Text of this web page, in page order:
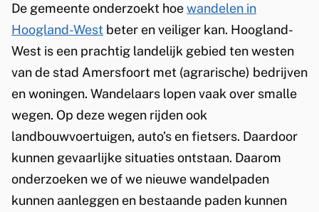
De gemeente onderzoekt hoewandelen in
Hoogland-West beter en veiliger kan. Hoogland-
West is een prachtig landelijk gebied ten westen
van de stad Amersfoort met (agrarische) bedrijven
en woningen. Wandelaars lopen vaak over smalle
wegen. Op deze wegen rijden ook
landbouwvoertuigen, auto’s en fietsers. Daardoor
kunnen gevaarlijke situaties ontstaan. Daarom
onderzoeken we of we nieuwe wandelpaden
kunnen aanleggen en bestaande paden kunnen